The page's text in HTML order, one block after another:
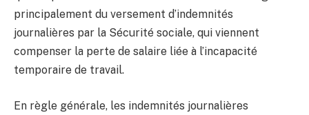
principalement du versement d’indemnités
journalières par la Sécurité sociale, qui viennent
compenser la perte de salaire liée à l’incapacité
temporaire de travail.
En règle générale, les indemnités journalières